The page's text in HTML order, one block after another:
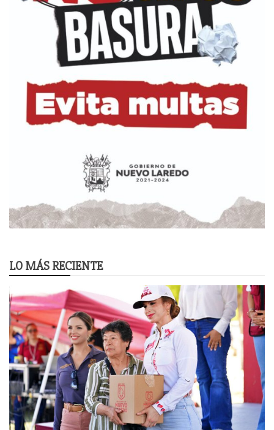
LO MÁS RECIENTE